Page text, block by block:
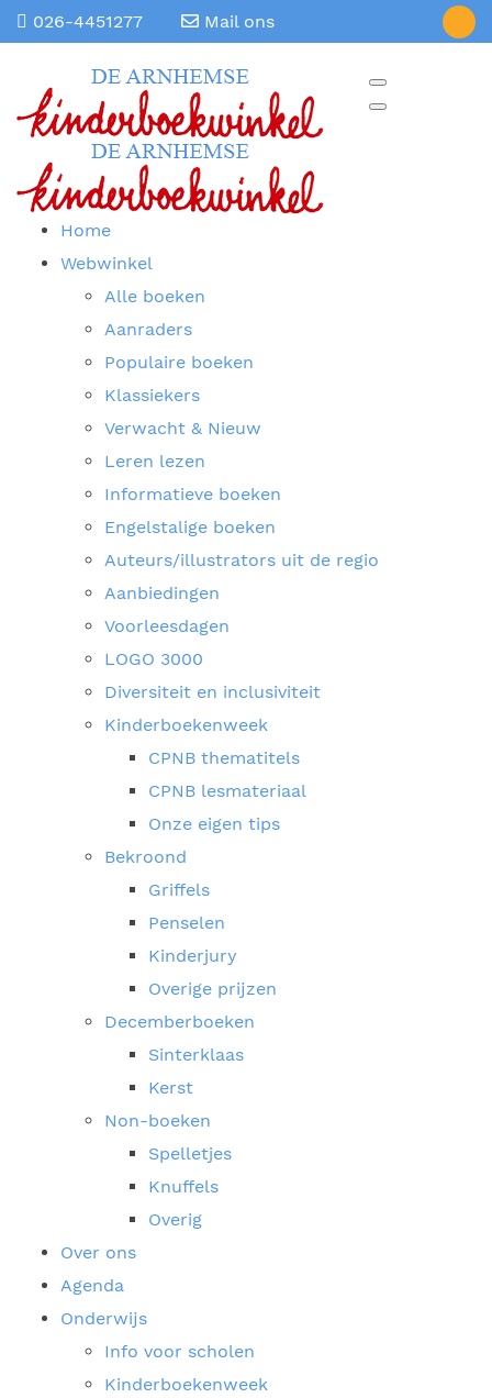
026-4451277 Mail ons
Home
Webwinkel
Alle boeken
Aanraders
Populaire boeken
Klassiekers
Verwacht & Nieuw
Leren lezen
Informatieve boeken
Engelstalige boeken
Auteurs/illustrators uit de regio
Aanbiedingen
Voorleesdagen
LOGO 3000
Diversiteit en inclusiviteit
Kinderboekenweek
CPNB thematitels
CPNB lesmateriaal
Onze eigen tips
Bekroond
Griffels
Penselen
Kinderjury
Overige prijzen
Decemberboeken
Sinterklaas
Kerst
Non-boeken
Spelletjes
Knuffels
Overig
Over ons
Agenda
Onderwijs
Info voor scholen
Kinderboekenweek